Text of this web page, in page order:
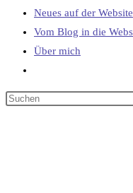
Neues auf der Website
Vom Blog in die
Über mich
umschalten